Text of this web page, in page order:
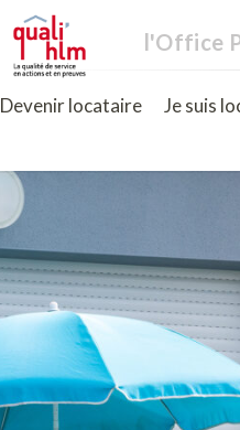
l'Office
Devenir locataire Je suis